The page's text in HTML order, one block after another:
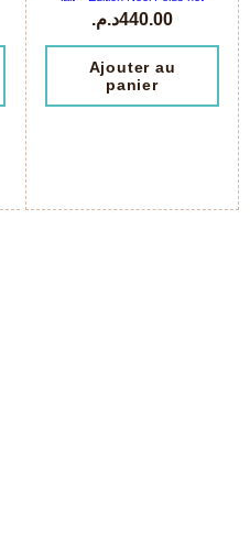
440.00د.م.
Ajouter au
panier